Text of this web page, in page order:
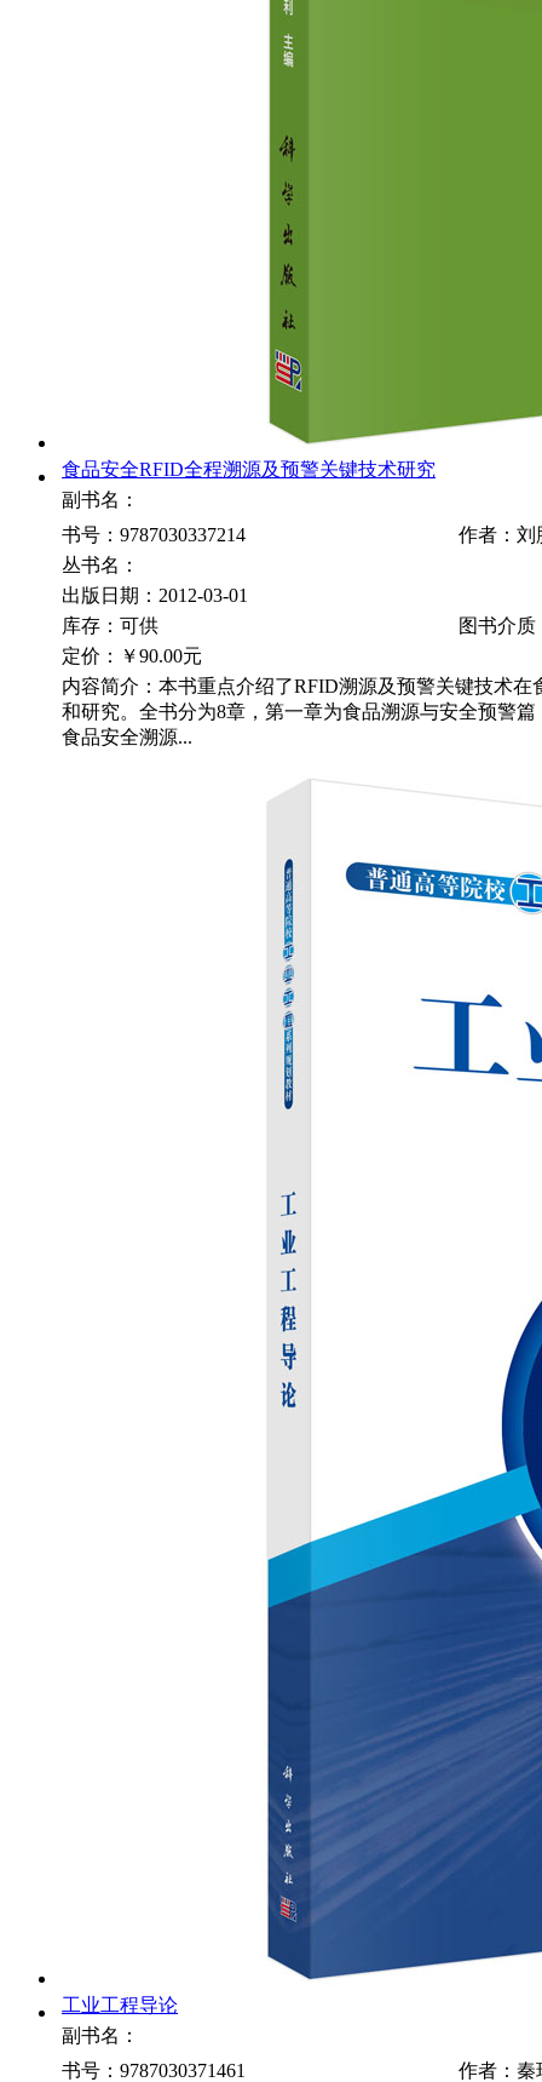
食品安全RFID全程溯源及预警关键技术研究
副书名：
书号：9787030337214
作者：刘
丛书名：
出版日期：2012-03-01
库存：可供
图书介质
定价：
￥90.00元
内容简介：本书重点介绍了RFID溯源及预警关键技术在
和研究。全书分为8章，第一章为食品溯源与安全预警
食品安全溯源...
工业工程导论
副书名：
书号：9787030371461
作者：秦